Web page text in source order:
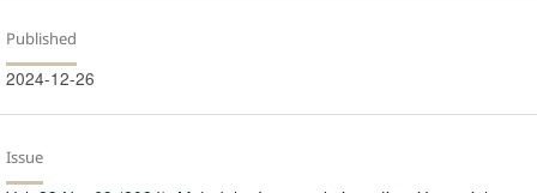
Published
2024-12-26
Issue